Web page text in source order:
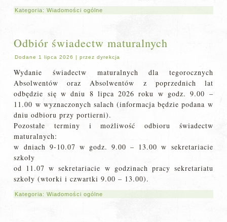
Kategoria:Wiadomości ogólne
Odbiór świadectw maturalnych
Dodane 1 lipca 2026 |przez dyrekcja
Wydanie świadectw maturalnych dla tegorocznych
Absolwentów oraz Absolwentów z poprzednich lat
odbędzie się w dniu 8 lipca 2026 roku w godz. 9.00 –
11.00 w wyznaczonych salach (informacja będzie podana w
dniu odbioru przy portierni).
Pozostałe terminy i możliwość odbioru świadectw
maturalnych:
w dniach 9-10.07 w godz. 9.00 – 13.00 w sekretariacie
szkoły
od 11.07 w sekretariacie w godzinach pracy sekretariatu
szkoły (wtorki i czwartki 9.00 – 13.00).
Kategoria:Wiadomości ogólne